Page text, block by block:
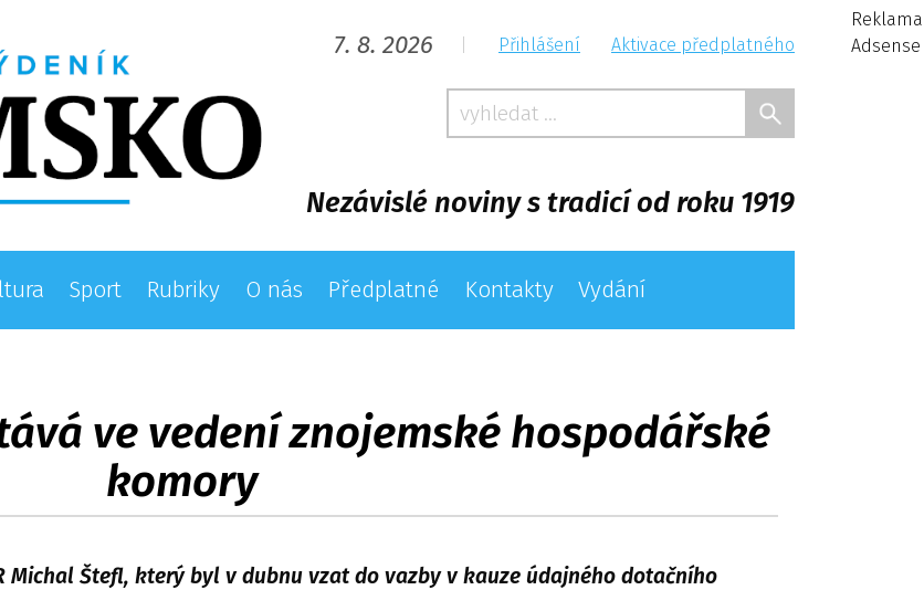
7. 8. 2026 Přihlášení Aktivace předplatného
Nezávislé noviny s tradicí od roku 1919
Sport Rubriky O nás Předplatné Kontakty Vydání
Reklama
Adsense
ve vedení znojemské hospodářské
komory
Michal Štefl, který byl v dubnu vzat do vazby v kauze údajného dotačního